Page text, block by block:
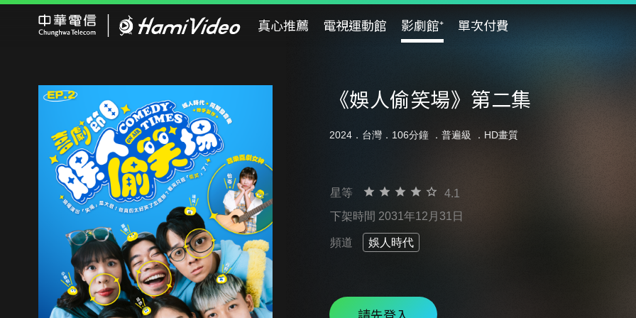
真心推薦 電視運動館 影劇館⁺ 單次付費
《娛人偷笑場》第二集
2024．台灣．106分鐘 ． 普遍級 ．HD畫質
星等
4.1
下架時間 2031年12月31日
頻道 娛人時代